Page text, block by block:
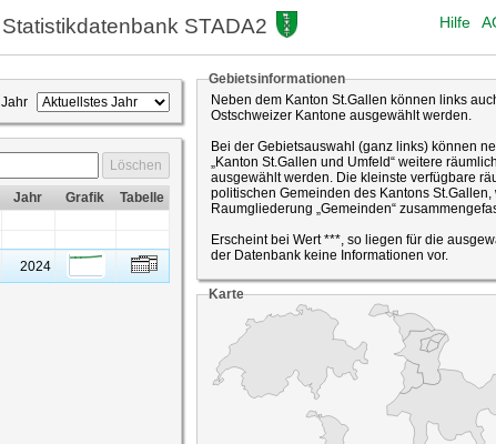
Statistikdatenbank STADA2 Hilfe
Jahr
Löschen
Jahr Grafik
Tabelle
2024
Gebietsinformationen
Neben dem Kanton St.Gallen können links
Ostschweizer Kantone ausgewählt werden.
Bei der Gebietsauswahl (ganz links) können
„Kanton St.Gallen und Umfeld“ weitere
ausgewählt werden. Die kleinste verfügbare
politischen Gemeinden des Kantons
Raumgliederung „Gemeinden“
Erscheint bei Wert ***, so liegen für die
der Datenbank keine Informationen vor.
Karte